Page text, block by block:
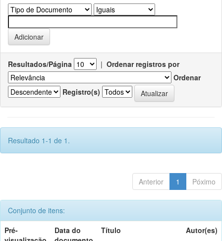
Resultados/Página | Ordenar registros por
Ordenar
Registro(s)
Resultado 1-1 de 1.
Anterior 1 Póximo
Conjunto de itens:
Pré-
Data do
Título Autor(es)